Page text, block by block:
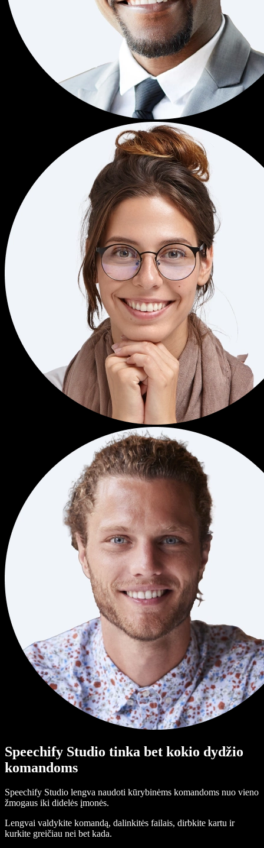
Speechify Studio tinka bet kokio dydžio
komandoms
Speechify Studio lengva naudoti kūrybinėms komandoms nuo vieno
žmogaus iki didelės įmonės.
Lengvai valdykite komandą, dalinkitės failais, dirbkite kartu ir
kurkite greičiau nei bet kada.